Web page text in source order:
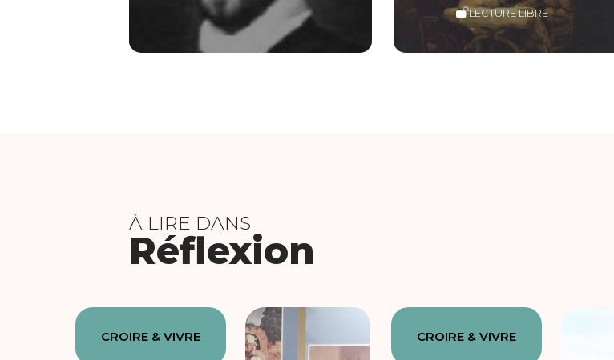
LECTURE LIBRE
À LIRE DANS
Réflexion
CROIRE & VIVRE CROIRE & VIVRE